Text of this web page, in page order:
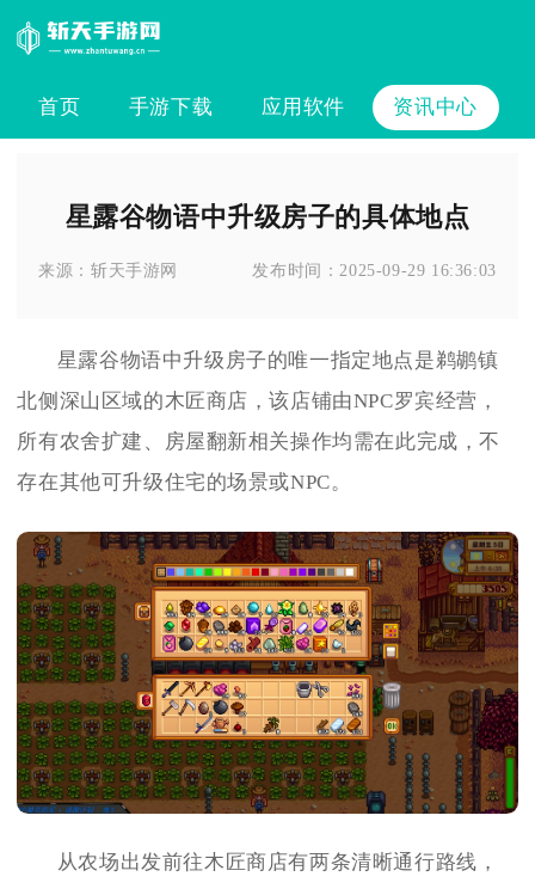
首页 手游下载 应用软件 资讯中心
星露谷物语中升级房子的具体地点
来源：斩天手游网 发布时间： 2025-09-29 16:36:03
星露谷物语中升级房子的唯一指定地点是鹈鹕镇
北侧深山区域的木匠商店，该店铺由NPC罗宾经营，
所有农舍扩建、房屋翻新相关操作均需在此完成，不
存在其他可升级住宅的场景或NPC。
从农场出发前往木匠商店有两条清晰通行路线，